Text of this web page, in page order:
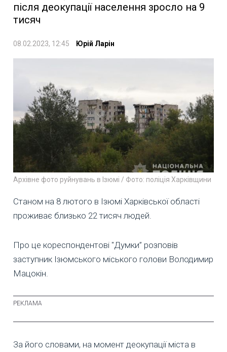
після деокупації населення зросло на 9
тисяч
08.02.2023, 12:45 Юрій Ларін
Архівне фото руйнувань в Ізюмі / Фото: поліція Харківщини
Станом на 8 лютого в Ізюмі Харківської області
проживає близько 22 тисяч людей.
Про це кореспондентові "Думки” розповів
заступник Ізюмського міського голови Володимир
Мацокін.
За його словами, на момент деокупації міста в